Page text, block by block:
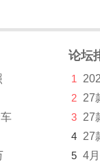
论坛
1
2 27
3 27
4 27
5 4